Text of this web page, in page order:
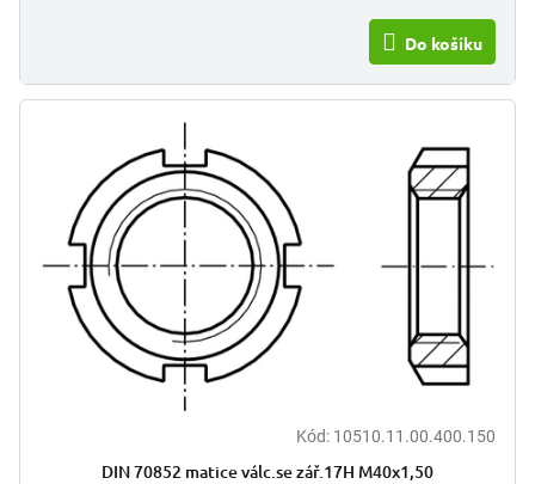
Do košíku
Kód: 10510.11.00.400.150
DIN 70852 matice válc.se zář.17H M40x1,50